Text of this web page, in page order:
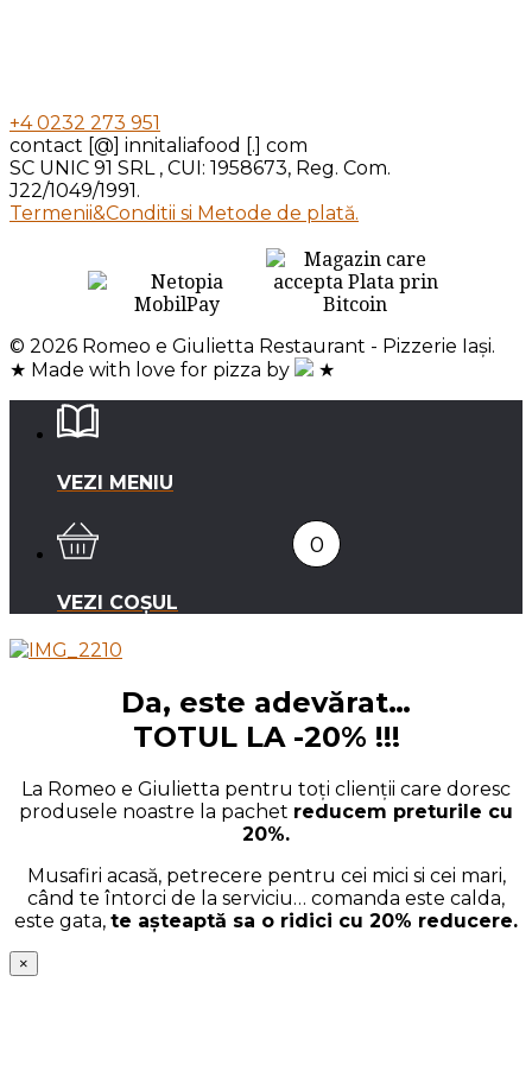
+4 0232 273 951
contact [@] innitaliafood [.] com
SC UNIC 91 SRL , CUI: 1958673, Reg. Com.
J22/1049/1991.
Termenii&Conditii si Metode de plată.
© 2026 Romeo e Giulietta Restaurant - Pizzerie Iași.
★ Made with love for pizza by
★
VEZI MENIU
0
VEZI COȘUL
Da, este adevărat…
TOTUL LA -20% !!!
La Romeo e Giulietta pentru toți clienții care doresc
produsele noastre la pachet reducem preturile cu
20%.
Musafiri acasă, petrecere pentru cei mici si cei mari,
când te întorci de la serviciu… comanda este calda,
este gata, te așteaptă sa o ridici cu 20% reducere.
×